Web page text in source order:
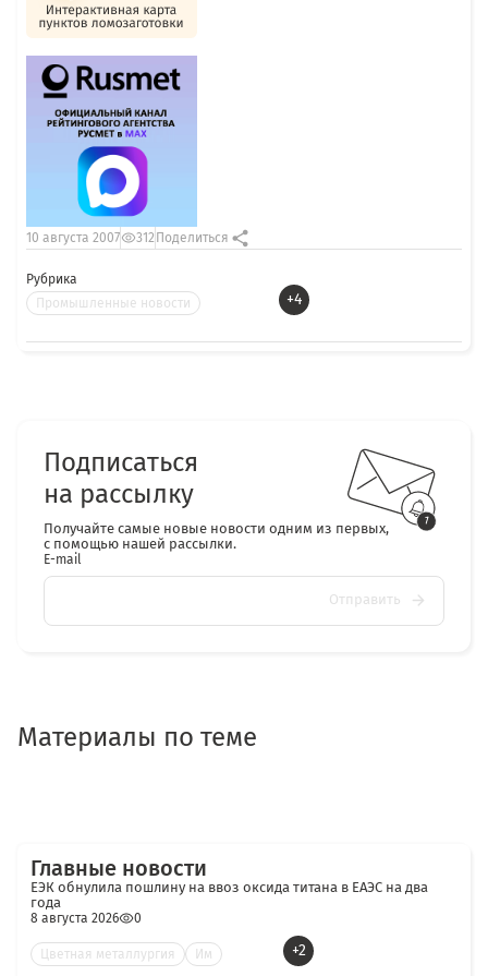
Рубрика
Промышленные новости
+4
10 августа 2007 312 Поделиться
Подписаться
на рассылку
Получайте самые новые новости одним из первых,
с помощью нашей рассылки.
E-mail
Отправить
Материалы по теме
Главные новости
ЕЭК обнулила пошлину на ввоз оксида титана в ЕАЭС на два
года
8 августа 2026 0
Цветная металлургия Им +2